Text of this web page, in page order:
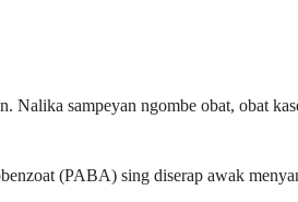
sampeyan ngombe obat, obat
(PABA) sing diserap awak